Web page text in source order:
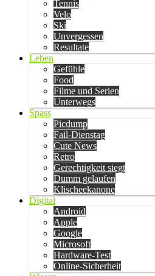
Tennis
Velo
Ski
Unvergessen
Resultate
Leben
Gefühle
Food
Filme und Serien
Unterwegs
Spass
Picdump
Fail-Dienstag
Cute News
Retro
Gerechtigkeit siegt
Dumm gelaufen
Klischeekanone
Digital
Android
Apple
Google
Microsoft
Hardware-Test
Online-Sicherheit